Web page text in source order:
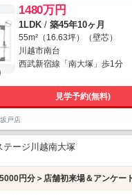
1480万円
1LDK / 築45年10ヶ月
55m²（16.63坪）（壁芯）
川越市南台
西武新宿線「南大塚」歩1分
見学予約(無料)
戸店
テージ川越南大塚
円分＞店舗初来場＆アンケー